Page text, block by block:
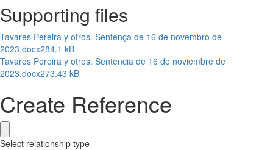
Supporting files
Tavares Pereira y otros. Sentença de 16 de novembro de
2023.docx284.1 kB
Tavares Pereira y otros. Sentencia de 16 de noviembre de
2023.docx273.43 kB
Create Reference
Select relationship type